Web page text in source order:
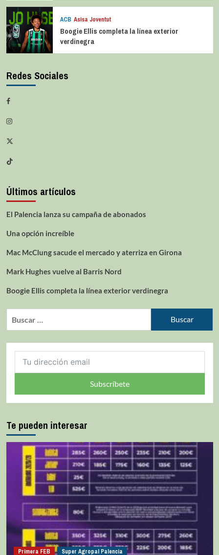
ACB Asisa Joventut
Boogie Ellis completa la línea exterior
verdinegra
Redes Sociales
Últimos artículos
El Palencia lanza su campaña de abonados
Una opción increíble
Mac McClung sacude el mercado y aterriza en Girona
Mark Hughes vuelve al Barris Nord
Boogie Ellis completa la línea exterior verdinegra
Subscríbete
Te pueden interesar
Primera FEB Super Agropal Palencia